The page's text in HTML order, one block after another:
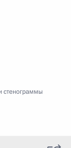
стенограммы